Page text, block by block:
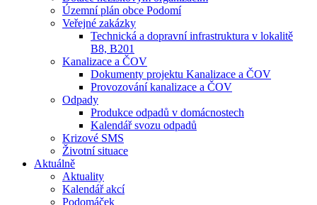
Územní plán obce Podomí
Veřejné zakázky
Technická a dopravní infrastruktura v lokalitě
B8, B201
Kanalizace a ČOV
Dokumenty projektu Kanalizace a ČOV
Provozování kanalizace a ČOV
Odpady
Produkce odpadů v domácnostech
Kalendář svozu odpadů
Krizové SMS
Životní situace
Aktuálně
Aktuality
Kalendář akcí
Podomáček